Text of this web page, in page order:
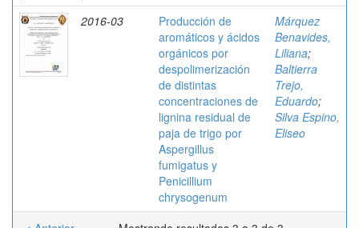
2016-03
Producción de
aromáticos y ácidos
orgánicos por
despolimerización
de distintas
concentraciones de
lignina residual de
paja de trigo por
Aspergillus
fumigatus y
Penicillium
chrysogenum
Márquez
Benavides,
Liliana;
Baltierra
Trejo,
Eduardo;
Silva Espino,
Eliseo